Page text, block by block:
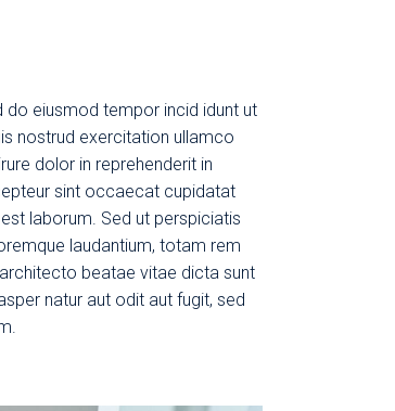
eiusmod tempor incid idunt ut
nostrud exercitation ullamco
dolor in reprehenderit in
sint occaecat cupidatat
laborum. Sed ut perspiciatis
laudantium, totam rem
beatae vitae dicta sunt
natur aut odit aut fugit, sed